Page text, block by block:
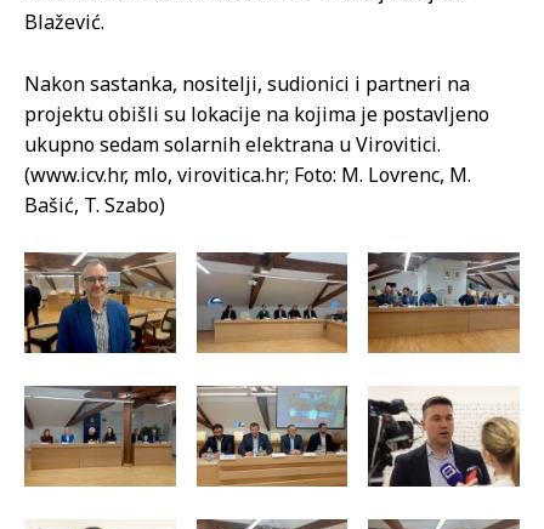
Blažević.
Nakon sastanka, nositelji, sudionici i partneri na
projektu obišli su lokacije na kojima je postavljeno
ukupno sedam solarnih elektrana u Virovitici.
(www.icv.hr, mlo, virovitica.hr; Foto: M. Lovrenc, M.
Bašić, T. Szabo)